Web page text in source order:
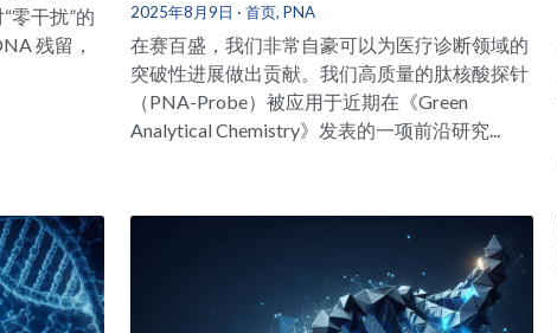
零干扰”的
残留，
2025年8月9日 · 首页, PNA
在赛百盛，我们非常自豪可以为医疗诊断领域的
突破性进展做出贡献。我们高质量的肽核酸探针
（PNA-Probe）被应用于近期在《Green
Analytical Chemistry》发表的一项前沿研究...